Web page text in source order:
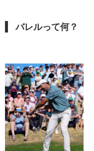
バレルって何？